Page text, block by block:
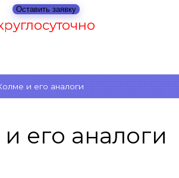
Оставить заявку
и его аналоги
его аналоги